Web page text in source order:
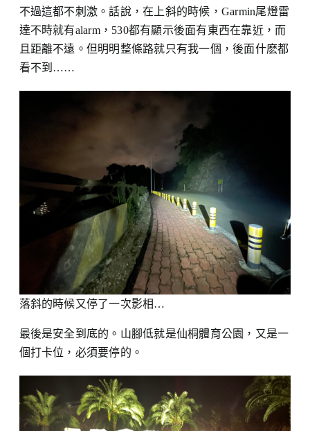
不過這都不刺激。話說，在上斜的時候，Garmin尾燈雷
達不時就有alarm，530都有顯示後面有東西在靠近，而
且距離不遠。但明明整條路就只有我一個，後面什麽都
看不到……
落斜的時候又停了一次影相…
最後是安全到底的。山腳低就是仙桐體育公園，又是一
個打卡位，必須要停的。